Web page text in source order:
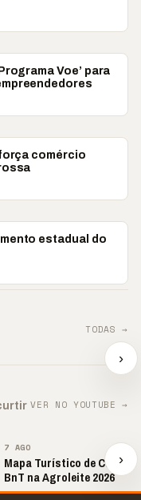
Voe’ para
comércio
estadual do
TODAS →
🔥 “O
custar
›
VER NO YOUTUBE →
7 AGO
Mapa Turístico de Castro
BnT na Agroleite 2026
›